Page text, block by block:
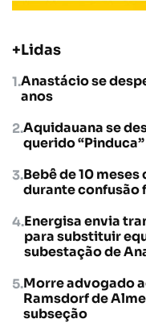
+Lidas
Anastácio se
anos
Aquidauana se
querido
Bebê de 10
durante confusão
Energisa envia
para substituir
subestação de
Morre advogado
Ramsdorf de
subseção